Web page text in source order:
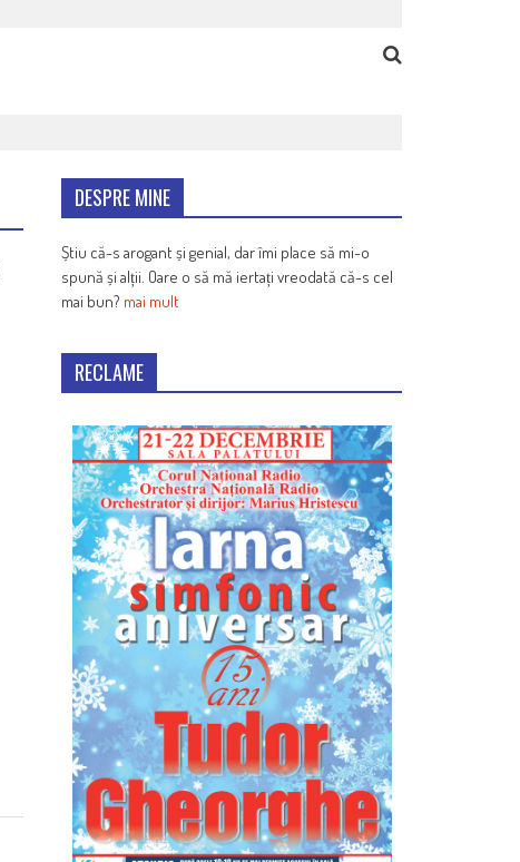
DESPRE MINE
Știu că-s arogant și genial, dar îmi place să mi-o
spună și alții. Oare o să mă iertați vreodată că-s cel
mai bun? mai mult
RECLAME